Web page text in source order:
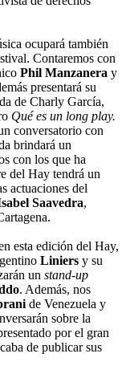
ocupará también
Contaremos con
Phil Manzanera y
presentará su
de Charly García,
Qué es un long play.
conversatorio con
brindará un
con los que ha
del Hay tendrá un
actuaciones del
Saavedra,
esta edición del Hay,
Liniers y su
un stand-up
. Además, nos
de Venezuela y
sobre la
por el gran
de publicar sus